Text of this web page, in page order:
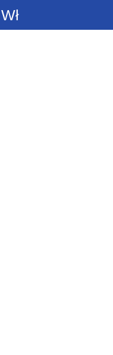
Włącz
powiadomienia